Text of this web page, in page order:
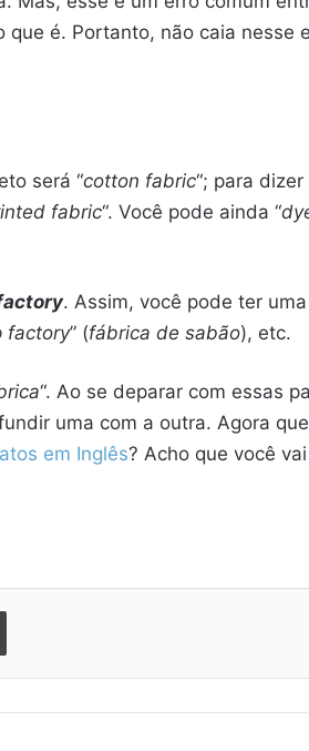
é. Portanto, não caia nesse
será “cotton fabric“; para dizer
fabric“. Você pode ainda “
. Assim, você pode ter uma
factory” (fábrica de sabão), etc.
“. Ao se deparar com essas
uma com a outra. Agora
em Inglês? Acho que você
Imprimir